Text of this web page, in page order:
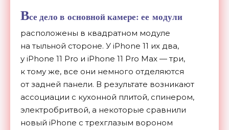
Все дело в основной камере: ее модули
расположены в квадратном модуле
на тыльной стороне. У iPhone 11 их два,
у iPhone 11 Pro и iPhone 11 Pro Max —три,
к тому же, все они немного отделяются
от задней панели. В результате возникают
ассоциации с кухонной плитой, спинером,
электробритвой, а некоторые сравнили
новый iPhone с трехглазым вороном